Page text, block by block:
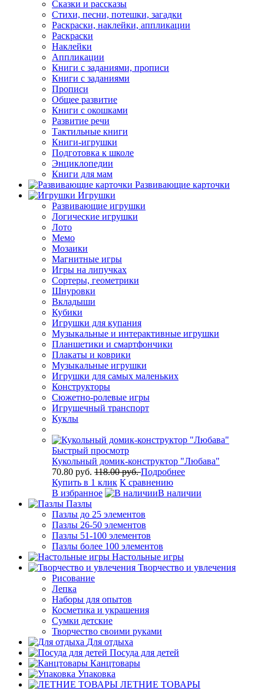
Сказки и рассказы
Стихи, песни, потешки, загадки
Раскраски, наклейки, аппликации
Раскраски
Наклейки
Аппликации
Книги с заданиями, прописи
Книги с заданиями
Прописи
Общее развитие
Книги с окошками
Развитие речи
Тактильные книги
Книги-игрушки
Подготовка к школе
Энциклопедии
Книги для мам
Развивающие карточки
Игрушки
Развивающие игрушки
Логические игрушки
Лото
Мемо
Мозаики
Магнитные игры
Игры на липучках
Сортеры, геометрики
Шнуровки
Вкладыши
Кубики
Игрушки для купания
Музыкальные и интерактивные игрушки
Планшетики и смартфончики
Плакаты и коврики
Музыкальные игрушки
Игрушки для самых маленьких
Конструкторы
Сюжетно-ролевые игры
Игрушечный транспорт
Куклы
Быстрый просмотр
Кукольный домик-конструктор "Любава"
70.80 руб. 118.00 руб.Подробнее
Купить в 1 клик К сравнению
В избранное
В наличии
Пазлы
Пазлы до 25 элементов
Пазлы 26-50 элементов
Пазлы 51-100 элементов
Пазлы более 100 элементов
Настольные игры
Творчество и увлечения
Рисование
Лепка
Наборы для опытов
Косметика и украшения
Сумки детские
Творчество своими руками
Для отдыха
Посуда для детей
Канцтовары
Упаковка
ЛЕТНИЕ ТОВАРЫ